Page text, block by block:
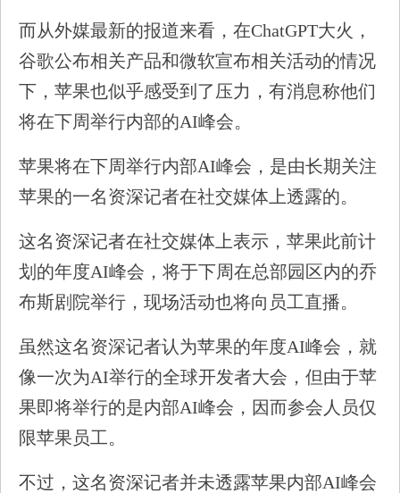
而从外媒最新的报道来看，在ChatGPT大火，
谷歌公布相关产品和微软宣布相关活动的情况
下，苹果也似乎感受到了压力，有消息称他们
将在下周举行内部的AI峰会。
苹果将在下周举行内部AI峰会，是由长期关注
苹果的一名资深记者在社交媒体上透露的。
这名资深记者在社交媒体上表示，苹果此前计
划的年度AI峰会，将于下周在总部园区内的乔
布斯剧院举行，现场活动也将向员工直播。
虽然这名资深记者认为苹果的年度AI峰会，就
像一次为AI举行的全球开发者大会，但由于苹
果即将举行的是内部AI峰会，因而参会人员仅
限苹果员工。
不过，这名资深记者并未透露苹果内部AI峰会